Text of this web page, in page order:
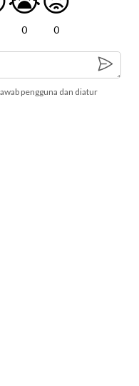
0 0
pengguna dan diatur